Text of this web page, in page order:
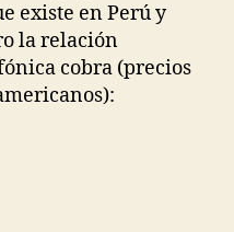
existe en Perú y
la relación
cobra (precios